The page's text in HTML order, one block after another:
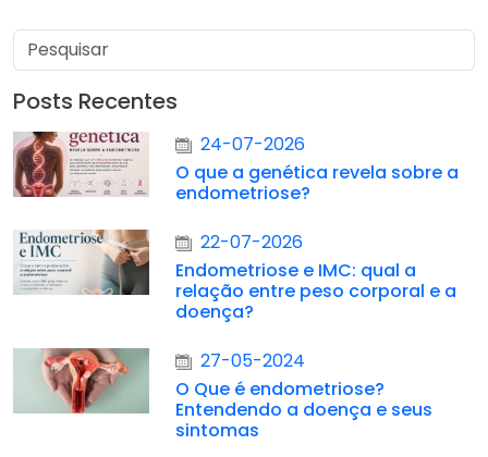
Posts Recentes
24-07-2026
O que a genética revela sobre a
endometriose?
22-07-2026
Endometriose e IMC: qual a
relação entre peso corporal e a
doença?
27-05-2024
O Que é endometriose?
Entendendo a doença e seus
sintomas